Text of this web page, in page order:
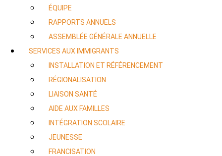
ÉQUIPE
RAPPORTS ANNUELS
ASSEMBLÉE GÉNÉRALE ANNUELLE
SERVICES AUX IMMIGRANTS
INSTALLATION ET RÉFÉRENCEMENT
RÉGIONALISATION
LIAISON SANTÉ
AIDE AUX FAMILLES
INTÉGRATION SCOLAIRE
JEUNESSE
FRANCISATION